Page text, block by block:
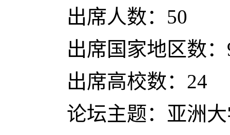
出席人数：50
出席国家地区数
出席高校数：24
论坛主题：亚洲